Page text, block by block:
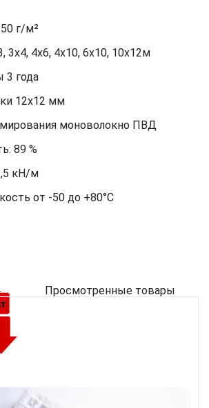
г/м²
3x4, 4x6, 4x10, 6x10, 10x12м
3 года
12х12 мм
моноволокно ПВД
89 %
кН/м
от -50 до +80°С
Просмотренные товары